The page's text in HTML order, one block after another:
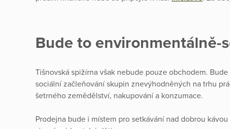
Bude to environmentálně-
Tišnovská spižírna však nebude pouze obchodem.
sociální začleňování skupin znevýhodněných na trhu
šetrného zemědělství, nakupování a konzumace.
Prodejna bude i místem pro setkávání nad dobrou